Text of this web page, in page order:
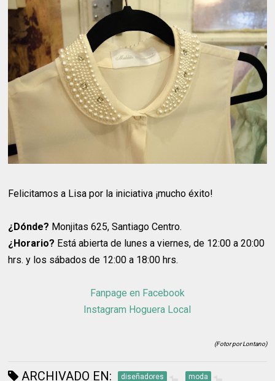
Felicitamos a Lisa por la iniciativa ¡mucho éxito!
¿Dónde? Monjitas 625, Santiago Centro.
¿Horario? Está abierta de lunes a viernes, de 12:00 a 20:00
hrs. y los sábados de 12:00 a 18:00 hrs.
Fanpage en Facebook
Instagram Hoguera Local
(Fotor por Lontano)
ARCHIVADO EN: diseñadores moda